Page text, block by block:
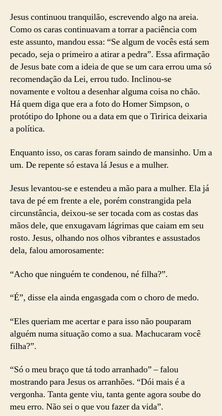
Jesus continuou tranquilão, escrevendo algo na areia.
Como os caras continuavam a torrar a paciência com
este assunto, mandou essa: “Se algum de vocês está sem
pecado, seja o primeiro a atirar a pedra”. Essa afirmação
de Jesus bate com a ideia de que se um cara errou uma só
recomendação da Lei, errou tudo. Inclinou-se
novamente e voltou a desenhar alguma coisa no chão.
Há quem diga que era a foto do Homer Simpson, o
protótipo do Iphone ou a data em que o Tiririca deixaria
a política.
Enquanto isso, os caras foram saindo de mansinho. Um a
um. De repente só estava lá Jesus e a mulher.
Jesus levantou-se e estendeu a mão para a mulher. Ela já
tava de pé em frente a ele, porém constrangida pela
circunstância, deixou-se ser tocada com as costas das
mãos dele, que enxugavam lágrimas que caiam em seu
rosto. Jesus, olhando nos olhos vibrantes e assustados
dela, falou amorosamente:
“Acho que ninguém te condenou, né filha?”.
“É”, disse ela ainda engasgada com o choro de medo.
“Eles queriam me acertar e para isso não pouparam
alguém numa situação como a sua. Machucaram você
filha?”.
“Só o meu braço que tá todo arranhado” – falou
mostrando para Jesus os arranhões. “Dói mais é a
vergonha. Tanta gente viu, tanta gente agora soube do
meu erro. Não sei o que vou fazer da vida”.